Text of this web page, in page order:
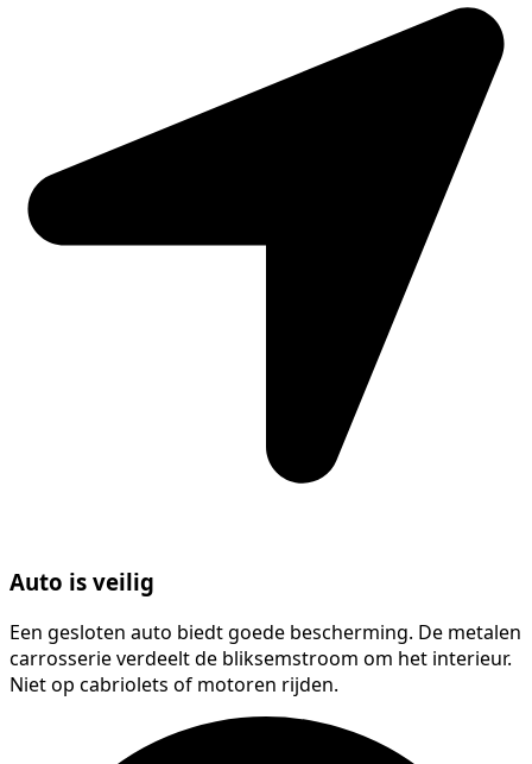
Auto is veilig
Een gesloten auto biedt goede bescherming. De metalen
carrosserie verdeelt de bliksemstroom om het interieur.
Niet op cabriolets of motoren rijden.